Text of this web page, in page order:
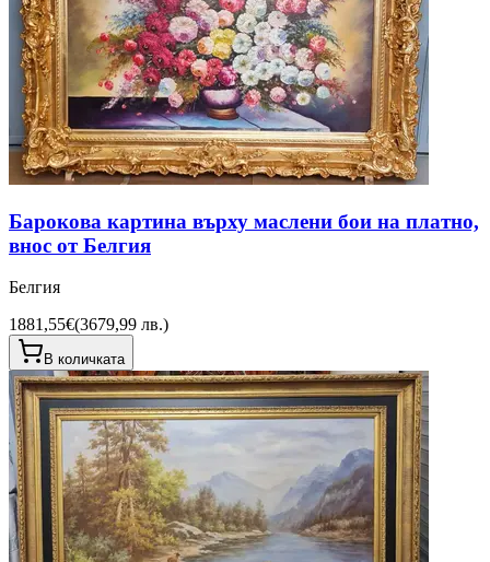
Барокова картина върху маслени бои на платно,
внос от Белгия
Белгия
1881,55€(3679,99 лв.)
В количката